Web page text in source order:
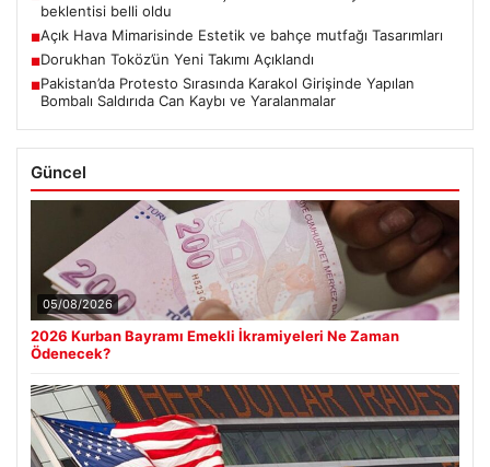
beklentisi belli oldu
■Açık Hava Mimarisinde Estetik ve bahçe mutfağı Tasarımları
■Dorukhan Toköz’ün Yeni Takımı Açıklandı
■Pakistan’da Protesto Sırasında Karakol Girişinde Yapılan
Bombalı Saldırıda Can Kaybı ve Yaralanmalar
Güncel
05/08/2026
2026 Kurban Bayramı Emekli İkramiyeleri Ne Zaman
Ödenecek?